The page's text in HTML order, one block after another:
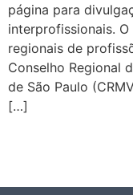
página para
interprofissionais.
regionais de
Conselho Regional
de São Paulo
[…]